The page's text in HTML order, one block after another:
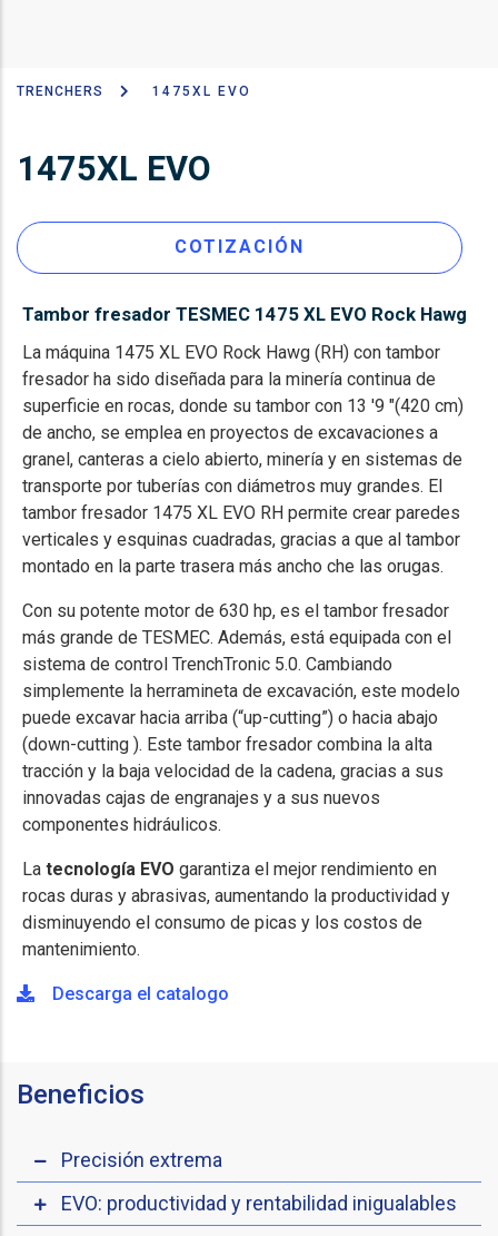
Sobrescribir
de
a
la
navegación
TRENCHERS 1475XL EVO
1475XL EVO
COTIZACIÓN
Tambor fresador TESMEC 1475 XL EVO Rock Hawg
La máquina 1475 XL EVO Rock Hawg (RH) con tambor
fresador ha sido diseñada para la minería continua de
superficie en rocas, donde su tambor con 13 '9 "(420 cm)
de ancho, se emplea en proyectos de excavaciones a
granel, canteras a cielo abierto, minería y en sistemas de
transporte por tuberías con diámetros muy grandes. El
tambor fresador 1475 XL EVO RH permite crear paredes
verticales y esquinas cuadradas, gracias a que al tambor
montado en la parte trasera más ancho che las orugas.
Con su potente motor de 630 hp, es el tambor fresador
más grande de TESMEC. Además, está equipada con el
sistema de control TrenchTronic 5.0. Cambiando
simplemente la herramineta de excavación, este modelo
puede excavar hacia arriba (“up-cutting”) o hacia abajo
(down-cutting ). Este tambor fresador combina la alta
tracción y la baja velocidad de la cadena, gracias a sus
innovadas cajas de engranajes y a sus nuevos
componentes hidráulicos.
La tecnología EVO garantiza el mejor rendimiento en
rocas duras y abrasivas, aumentando la productividad y
disminuyendo el consumo de picas y los costos de
mantenimiento.
Descarga el catalogo
Beneficios
Precisión extrema
EVO: productividad y rentabilidad inigualables